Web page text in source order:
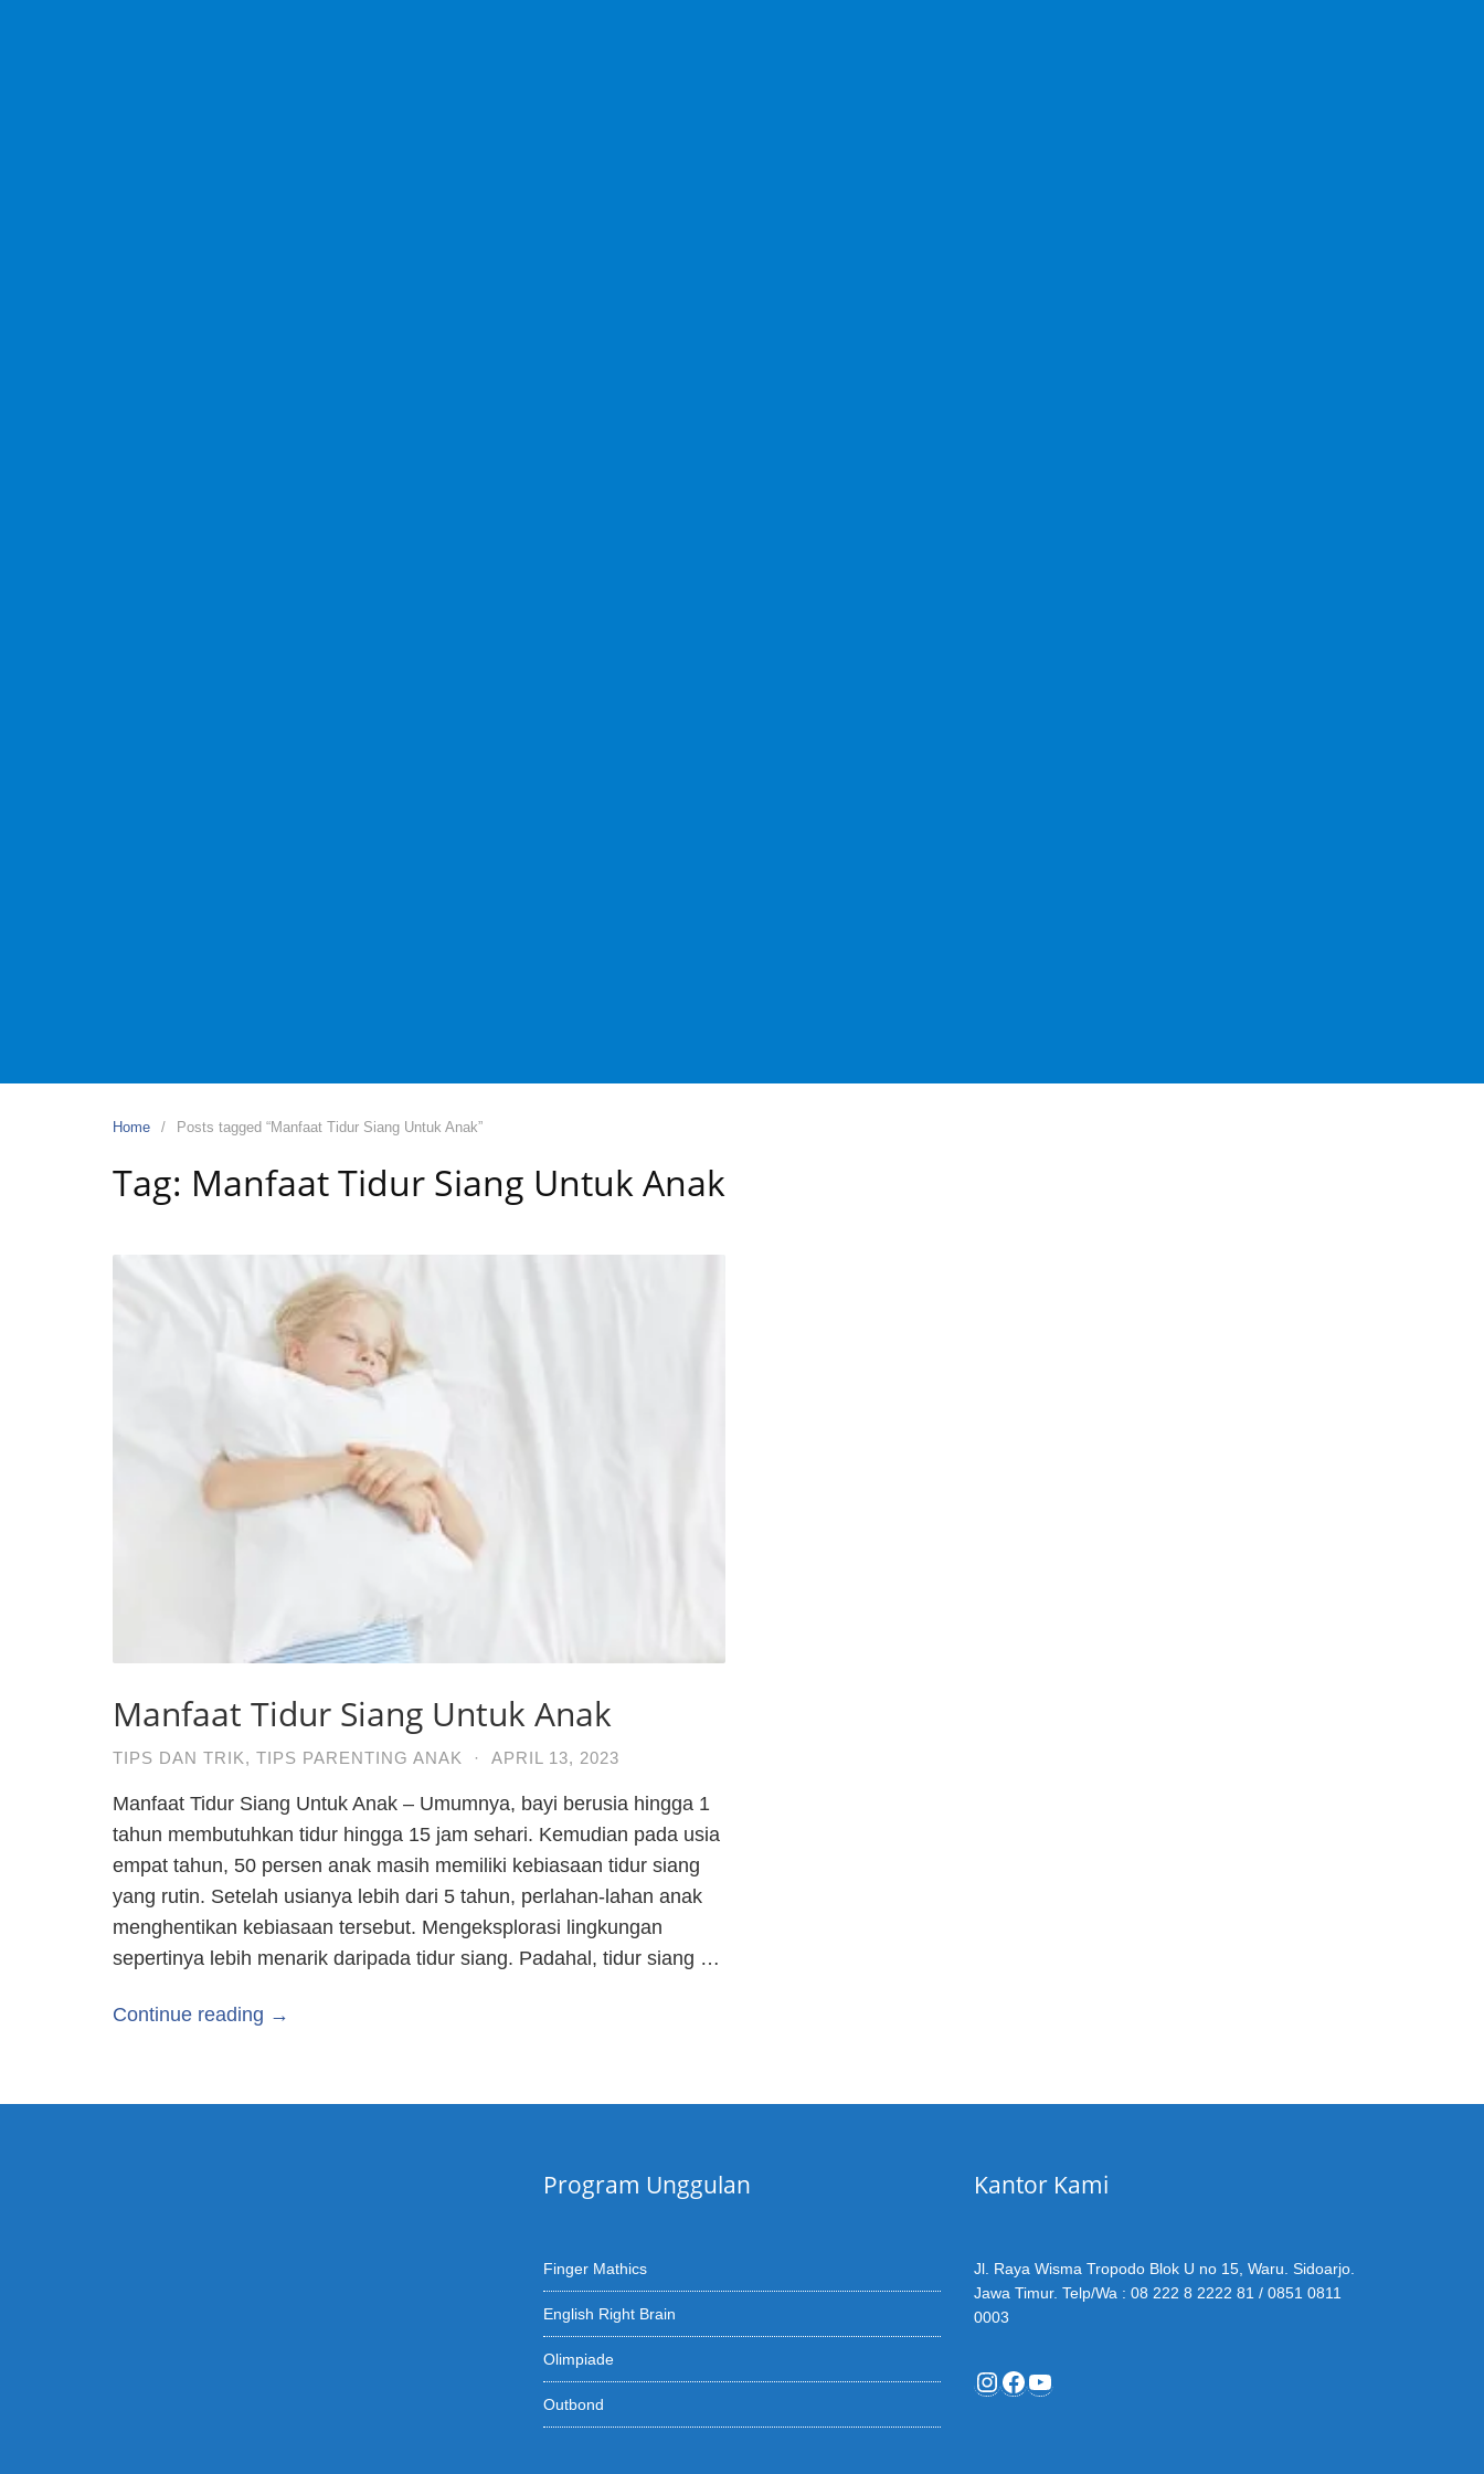
Home Posts tagged “Manfaat Tidur Siang Untuk Anak”
Tag: Manfaat Tidur Siang Untuk Anak
Manfaat Tidur Siang Untuk Anak
TIPS DAN TRIK, TIPS PARENTING ANAK · APRIL 13, 2023
Manfaat Tidur Siang Untuk Anak – Umumnya, bayi berusia hingga 1
tahun membutuhkan tidur hingga 15 jam sehari. Kemudian pada usia
empat tahun, 50 persen anak masih memiliki kebiasaan tidur siang
yang rutin. Setelah usianya lebih dari 5 tahun, perlahan-lahan anak
menghentikan kebiasaan tersebut. Mengeksplorasi lingkungan
sepertinya lebih menarik daripada tidur siang. Padahal, tidur siang …
Continue reading →
Program Unggulan
Finger Mathics
English Right Brain
Olimpiade
Outbond
Kantor Kami
Jl. Raya Wisma Tropodo Blok U no 15, Waru. Sidoarjo.
Jawa Timur. Telp/Wa : 08 222 8 2222 81 / 0851 0811
0003
Instagram
Facebook
YouTube